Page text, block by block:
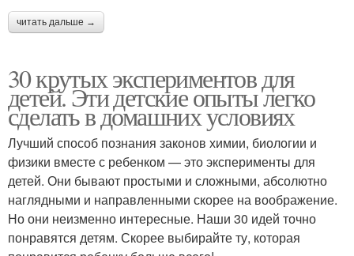
читать дальше →
30 крутых экспериментов для
детей. Эти детские опыты легко
сделать в домашних условиях
Лучший способ познания законов химии, биологии и
физики вместе с ребенком — это эксперименты для
детей. Они бывают простыми и сложными, абсолютно
наглядными и направленными скорее на воображение.
Но они неизменно интересные. Наши 30 идей точно
понравятся детям. Скорее выбирайте ту, которая